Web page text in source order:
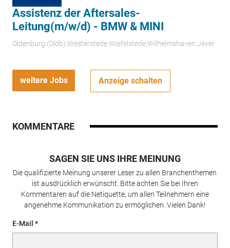
Assistenz der Aftersales-
Leitung(m/w/d) - BMW & MINI
Oldenburg (Oldb);Westerstede;Wiefelstede;Wilhelmshaven;Jever
weitere Jobs Anzeige schalten
KOMMENTARE
SAGEN SIE UNS IHRE MEINUNG
Die qualifizierte Meinung unserer Leser zu allen Branchenthemen
ist ausdrücklich erwünscht. Bitte achten Sie bei Ihren
Kommentaren auf die Netiquette, um allen Teilnehmern eine
angenehme Kommunikation zu ermöglichen. Vielen Dank!
E-Mail